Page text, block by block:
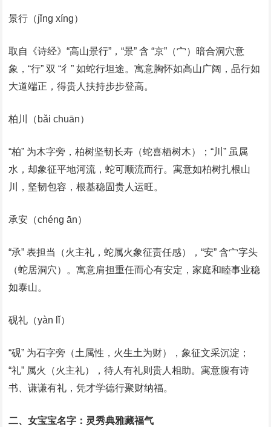
景行（jǐng xíng）
取自《诗经》“高山景行”，“景” 含 “京”（宀）暗合洞穴意
象，“行” 双 “彳” 如蛇行坦途。寓意胸怀如高山广阔，品行如
大道端正，得贵人扶持步步登高。
柏川（bǎi chuān）
“柏” 为木字旁，柏树坚韧长寿（蛇喜栖树木）；“川” 虽属
水，却象征平地河流，蛇可顺流而行。寓意如柏树扎根山
川，坚韧包容，根基稳固贵人运旺。
承安（chéng ān）
“承” 表担当（火主礼，蛇属火象征责任感），“安” 含宀字头
（蛇居洞穴）。寓意肩担重任而心有安定，家庭和睦事业稳
如泰山。
砚礼（yàn lǐ）
“砚” 为石字旁（土属性，火生土为财），象征文采沉淀；
“礼” 属火（火主礼），待人有礼则贵人相助。寓意腹有诗
书、谦谦有礼，凭才学德行聚财纳福。
二、女宝宝名字：灵秀典雅藏福气